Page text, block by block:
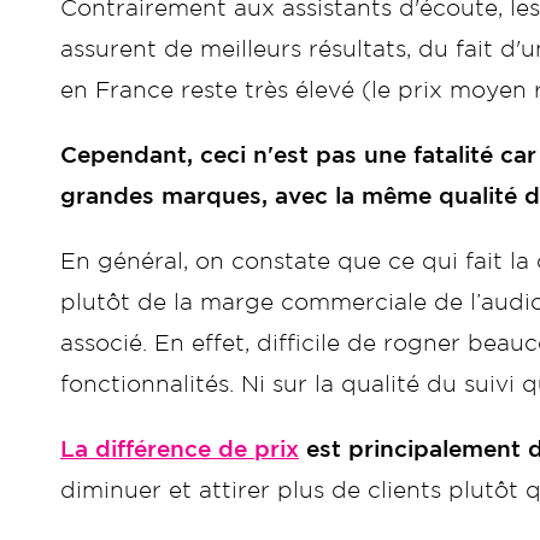
Contrairement aux assistants d'écoute,
assurent de meilleurs résultats, du fait
en France reste très élevé (le prix moyen
Cependant, ceci n'est pas une fatalité
grandes marques, avec la même qualité
En général, on constate que ce qui fait
plutôt de la marge commerciale de
associé. En effet, difficile de rogner
fonctionnalités. Ni sur la qualité du suivi
La différence de prix est principalement
diminuer et attirer plus de clients plutôt